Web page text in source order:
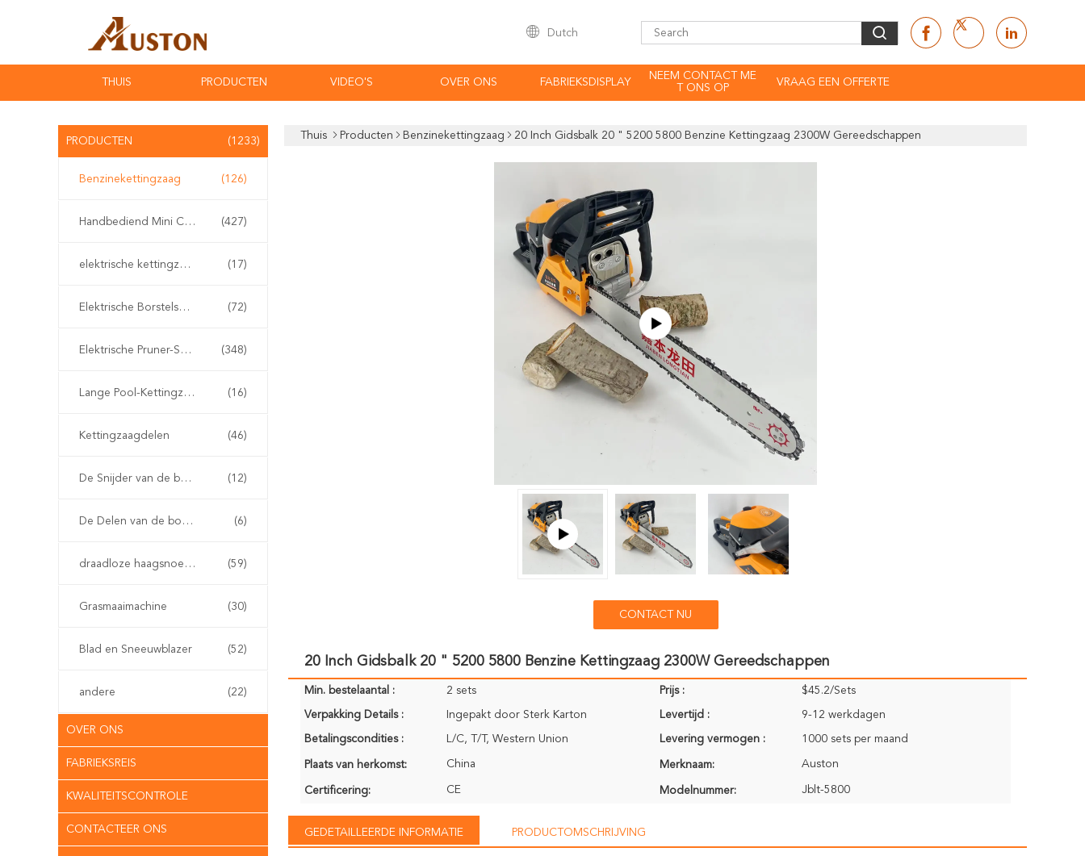
Dutch
THUIS PRODUCTEN VIDEO'S OVER ONS FABRIEKSDISPLAY
NEEM CONTACT ME
T ONS OP
VRAAG EEN OFFERTE
PRODUCTEN (1233)
Benzinekettingzaag (126)
Handbediend Mini Chainsaw (427)
elektrische kettingzaag (17)
Elektrische Borstelsnijder (72)
Elektrische Pruner-Scharen (348)
Lange Pool-Kettingzaag (16)
Kettingzaagdelen (46)
De Snijder van de benzineborstel (12)
De Delen van de borstelsnijder (6)
draadloze haagsnoeischaar (59)
Grasmaaimachine (30)
Blad en Sneeuwblazer (52)
andere (22)
OVER ONS
FABRIEKSREIS
KWALITEITSCONTROLE
CONTACTEER ONS
Thuis Producten Benzinekettingzaag 20 Inch Gidsbalk 20 " 5200 5800 Benzine Kettingzaag 2300W Gereedschappen
CONTACT NU
20 Inch Gidsbalk 20 " 5200 5800 Benzine Kettingzaag 2300W Gereedschappen
Min. bestelaantal : 2 sets Prijs : $45.2/Sets
Verpakking Details : Ingepakt door Sterk Karton Levertijd : 9-12 werkdagen
Betalingscondities : L/C, T/T, Western Union Levering vermogen : 1000 sets per maand
Plaats van herkomst: China Merknaam: Auston
Certificering: CE Modelnummer: Jblt-5800
GEDETAILLEERDE INFORMATIE PRODUCTOMSCHRIJVING